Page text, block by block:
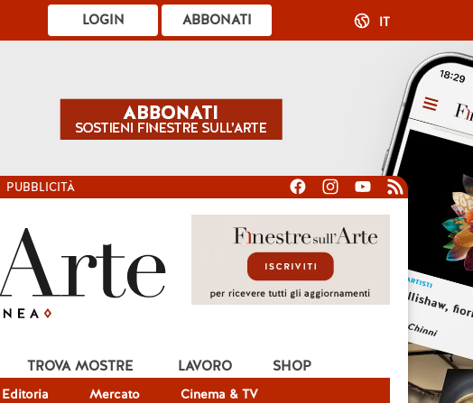
ABBONATI
LOGIN IT
PUBBLICITÀ
Editoria Mercato Cinema & TV
TROVA MOSTRE LAVORO SHOP